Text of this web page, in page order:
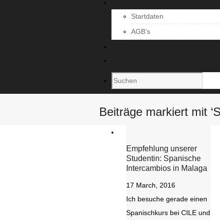
Startdaten
AGB’s
Beiträge markiert mit
Empfehlung unserer
Studentin: Spanische
Intercambios in Malaga
17 March, 2016
Ich besuche gerade einen
Spanischkurs bei CILE und